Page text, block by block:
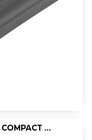
INTELLIGENT WASTE TOTEM COMPACT 40 LTR